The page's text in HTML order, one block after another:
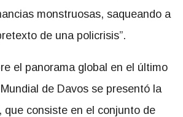
monstruosas, saqueando a
de una policrisis”.
el panorama global en el último
de Davos se presentó la
que consiste en el conjunto de